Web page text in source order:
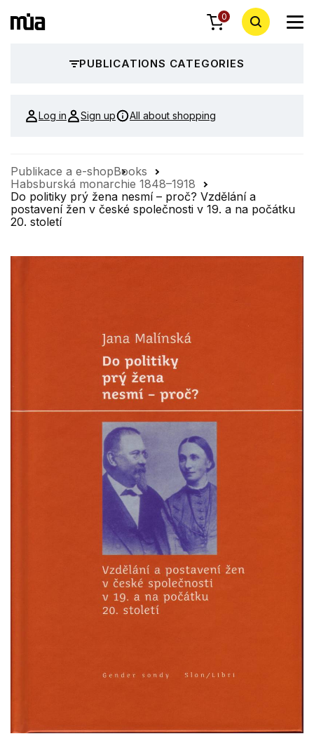
0
PUBLICATIONS CATEGORIES
Log in Sign up All about shopping
Publikace a e-shopBooks
Habsburská monarchie 1848–1918
Do politiky prý žena nesmí – proč? Vzdělání a
postavení žen v české společnosti v 19. a na počátku
20. století